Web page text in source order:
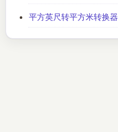
平方英尺转平方米转换器